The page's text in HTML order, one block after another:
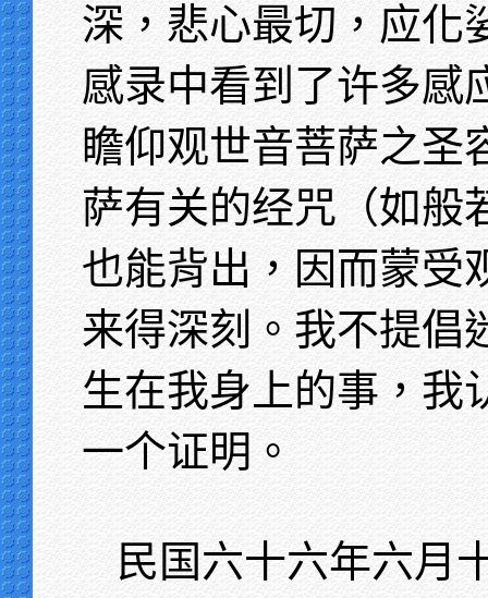
深，悲心最切，应化
感录中看到了许多感
瞻仰观世音菩萨之圣
萨有关的经咒（如般
也能背出，因而蒙受
来得深刻。我不提倡
生在我身上的事，我
一个证明。
民国六十六年六月